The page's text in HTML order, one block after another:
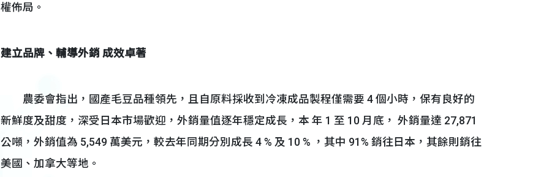
權佈局。
建立品牌、輔導外銷 成效卓著
農委會指出，國產毛豆品種領先，且自原料採收到冷凍成品製程僅需要 4 個小時，保有良好的
新鮮度及甜度，深受日本市場歡迎，外銷量值逐年穩定成長，本 年 1 至 10 月底， 外銷量達 27,871
公噸，外銷值為 5,549 萬美元，較去年同期分別成長 4 % 及 10 % ，其中 91% 銷往日本，其餘則銷往
美國、加拿大等地。